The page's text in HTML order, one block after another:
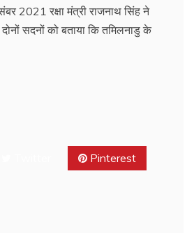
2021 रक्षा मंत्री राजनाथ सिंह ने
सदनों को बताया कि तमिलनाडु के
Pinterest